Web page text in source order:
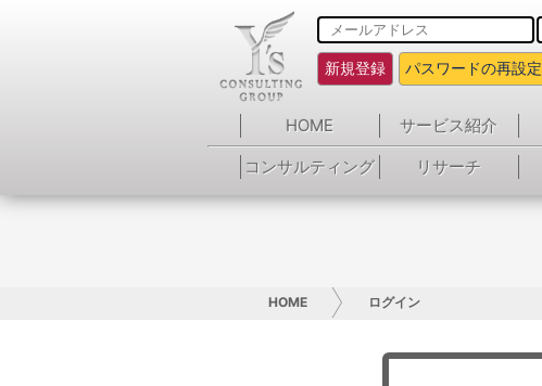
新規登録 パスワードの再設定
HOME サービス紹介
コンサルティング
リサーチ
HOME ログイン